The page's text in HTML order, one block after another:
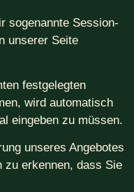
sogenannte Session-
unserer Seite
festgelegten
wird automatisch
eingeben zu müssen.
unseres Angebotes
zu erkennen, dass Sie